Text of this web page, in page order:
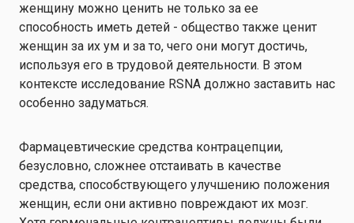
женщину можно ценить не только за ее
способность иметь детей - общество также ценит
женщин за их ум и за то, чего они могут достичь,
используя его в трудовой деятельности. В этом
контексте исследование RSNA должно заставить нас
особенно задуматься.
Фармацевтические средства контрацепции,
безусловно, сложнее отстаивать в качестве
средства, способствующего улучшению положения
женщин, если они активно повреждают их мозг.